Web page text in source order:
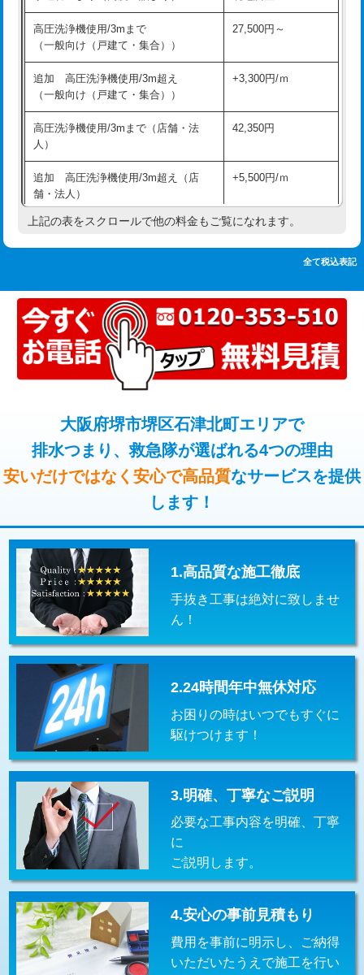
追加人工 16,500円
廃棄・処分 現場見積
※給水管工事は20mmまでの価格です。
持込商品取付（混合水栓）
持込商品取付（浄水器・分岐水栓） 16,500円
業）
排水管工事（追加 排水管工事/3ｍ超
え）
マス交換（土の掘削・埋め戻し作業） 11,000円~
マス交換（深さ50㎝以上） 66,000円
コンクリート斫り（厚さ10㎝まで） 27,500円
コンクリート斫り（厚さ10㎝超え） 38,500円
モルタル補修（厚さ10㎝まで） 27,500円
モルタル補修（厚さ10㎝超え） 38,500円
追加人工 16,500円
高圧洗浄機使用/3mまで
（一般向け（戸建て・集合））
27,500円～
追加 高圧洗浄機使用/3m超え
（一般向け（戸建て・集合））
+3,300円/ｍ
高圧洗浄機使用/3mまで（店舗・法
人）
42,350円
追加 高圧洗浄機使用/3m超え（店
舗・法人）
+5,500円/ｍ
高度高圧洗浄換 現地調査
トーラー機使用/3mまで 33,000円
追加トーラー機使用/3m超え +3,300円
カメラ調査 33,000円
止水・漏水調査・防水処理・清掃・修
理・調整・分解・加工など（軽作業）
11,000円
止水・漏水調査・防水処理・清掃・修
理・調整・分解・加工など（中作業）
22,000円
止水・漏水調査・防水処理・清掃・修
理・調整・分解・加工など（重作業）
33,000円
その他部品の脱着 8,800円～
交換・取付（タンク） 22,000円+材料費
交換・取付(単水栓（壁付・デッキ
式）)
13,200円+材料費
交換・取付(混合水栓（壁付・デッキ
式・ワンホール）)
16,500円+材料費
交換・取付(排水栓・排水トラップ
（P/S/ポップアップ））
22,000円+材料費
交換・取付（その他部品） 11,000円+材料費
持込商品取付（単水栓） 13,200円
持込商品取付（混合水栓） 16,500円
持込商品取付（浄水器・分岐水栓） 16,500円
給水管工事※（ホール加工) 16,500円
給水管工事※（バンド止め) 3,300円
上記の表をスクロールで他の料金もご覧になれます。
全て税込表記
大阪府堺市堺区石津北町エリアで
排水つまり、救急隊が選ばれる4つの理由
安いだけではなく安心で高品質なサービスを提供
します！
1.高品質な施工徹底
手抜き工事は絶対に致しませ
ん！
2.24時間年中無休対応
お困りの時はいつでもすぐに
駆けつけます！
3.明確、丁寧なご説明
必要な工事内容を明確、丁寧
に
ご説明します。
4.安心の事前見積もり
費用を事前に明示し、ご納得
いただいたうえで施工を行い